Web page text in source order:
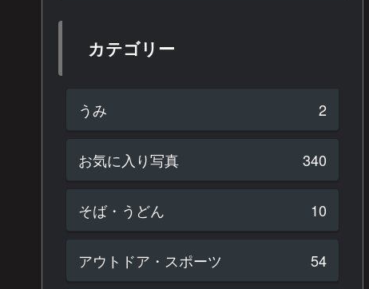
カテゴリー
うみ 2
お気に入り写真 340
そば・うどん 10
アウトドア・スポーツ 54